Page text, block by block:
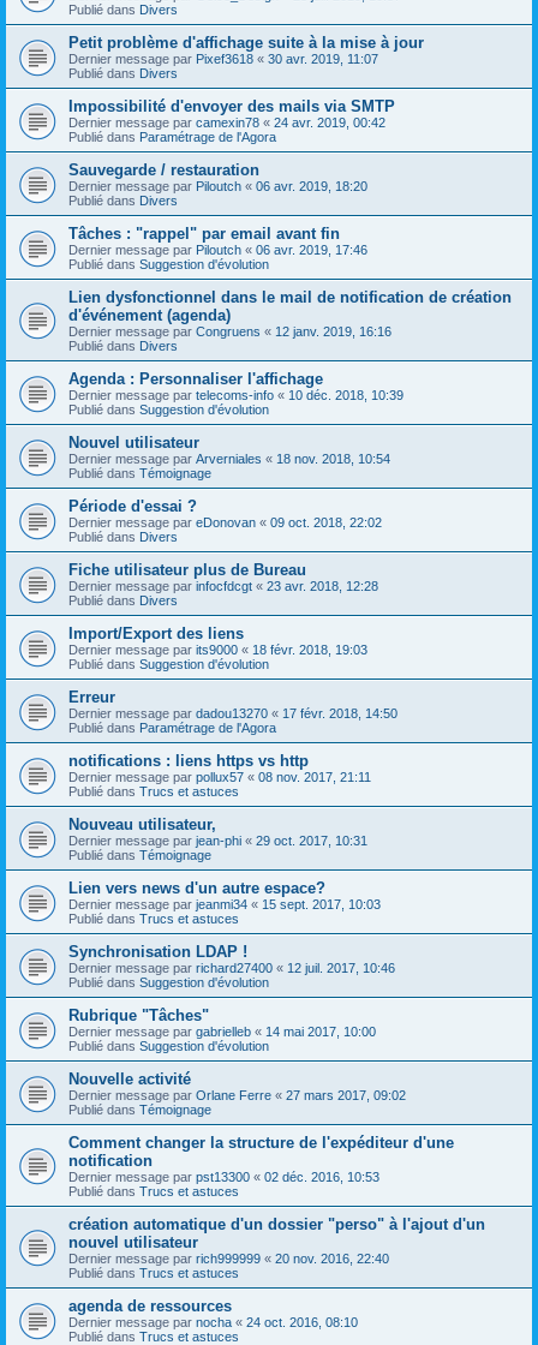
Publié dans Divers
Petit problème d'affichage suite à la mise à jour
Dernier message par Pixef3618 « 30 avr. 2019, 11:07
Publié dans Divers
Impossibilité d'envoyer des mails via SMTP
Dernier message par camexin78 « 24 avr. 2019, 00:42
Publié dans Paramétrage de l'Agora
Sauvegarde / restauration
Dernier message par Piloutch « 06 avr. 2019, 18:20
Publié dans Divers
Tâches : "rappel" par email avant fin
Dernier message par Piloutch « 06 avr. 2019, 17:46
Publié dans Suggestion d'évolution
Lien dysfonctionnel dans le mail de notification de création
d'événement (agenda)
Dernier message par Congruens « 12 janv. 2019, 16:16
Publié dans Divers
Agenda : Personnaliser l'affichage
Dernier message par telecoms-info « 10 déc. 2018, 10:39
Publié dans Suggestion d'évolution
Nouvel utilisateur
Dernier message par Arverniales « 18 nov. 2018, 10:54
Publié dans Témoignage
Période d'essai ?
Dernier message par eDonovan « 09 oct. 2018, 22:02
Publié dans Divers
Fiche utilisateur plus de Bureau
Dernier message par infocfdcgt « 23 avr. 2018, 12:28
Publié dans Divers
Import/Export des liens
Dernier message par its9000 « 18 févr. 2018, 19:03
Publié dans Suggestion d'évolution
Erreur
Dernier message par dadou13270 « 17 févr. 2018, 14:50
Publié dans Paramétrage de l'Agora
notifications : liens https vs http
Dernier message par pollux57 « 08 nov. 2017, 21:11
Publié dans Trucs et astuces
Nouveau utilisateur,
Dernier message par jean-phi « 29 oct. 2017, 10:31
Publié dans Témoignage
Lien vers news d'un autre espace?
Dernier message par jeanmi34 « 15 sept. 2017, 10:03
Publié dans Trucs et astuces
Synchronisation LDAP !
Dernier message par richard27400 « 12 juil. 2017, 10:46
Publié dans Suggestion d'évolution
Rubrique "Tâches"
Dernier message par gabrielleb « 14 mai 2017, 10:00
Publié dans Suggestion d'évolution
Nouvelle activité
Dernier message par Orlane Ferre « 27 mars 2017, 09:02
Publié dans Témoignage
Comment changer la structure de l'expéditeur d'une
notification
Dernier message par pst13300 « 02 déc. 2016, 10:53
Publié dans Trucs et astuces
création automatique d'un dossier "perso" à l'ajout d'un
nouvel utilisateur
Dernier message par rich999999 « 20 nov. 2016, 22:40
Publié dans Trucs et astuces
agenda de ressources
Dernier message par nocha « 24 oct. 2016, 08:10
Publié dans Trucs et astuces